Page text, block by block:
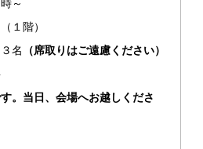
時～
１階）
名
（席取りはご遠慮ください）
。当日、会場へお越しくださ